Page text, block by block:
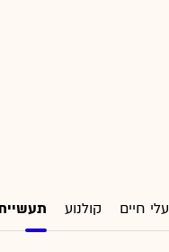
חיים קולנוע